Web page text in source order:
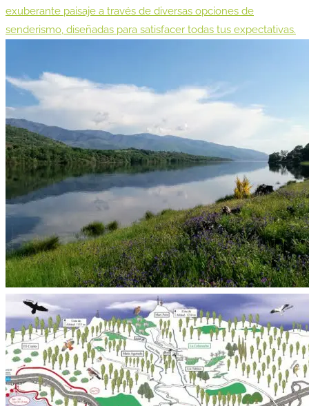
exuberante paisaje a través de diversas opciones de
senderismo, diseñadas para satisfacer todas tus expectativas.